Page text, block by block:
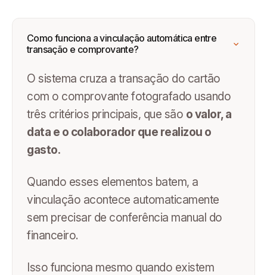
Como funciona a vinculação automática entre
transação e comprovante?
O sistema cruza a transação do cartão
com o comprovante fotografado usando
três critérios principais, que são o valor, a
data e o colaborador que realizou o
gasto.
Quando esses elementos batem, a
vinculação acontece automaticamente
sem precisar de conferência manual do
financeiro.
Isso funciona mesmo quando existem